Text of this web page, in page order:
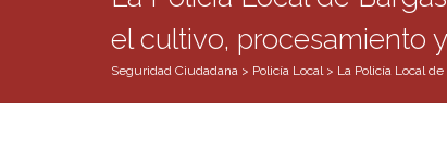
el cultivo, procesamiento
Seguridad Ciudadana > Policía Local> La Policía Local